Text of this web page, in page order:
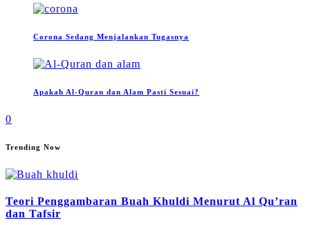
Corona Sedang Menjalankan Tugasnya
Apakah Al-Quran dan Alam Pasti Sesuai?
0
Trending Now
Teori Penggambaran Buah Khuldi Menurut Al Qu’ran
dan Tafsir